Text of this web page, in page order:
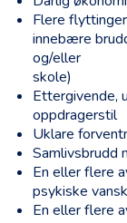
Flere
innebære
og/eller
skole)
Ettergivende,
oppdragerstil
Uklare
Samlivsbrudd
En eller flere
psykiske
En eller flere